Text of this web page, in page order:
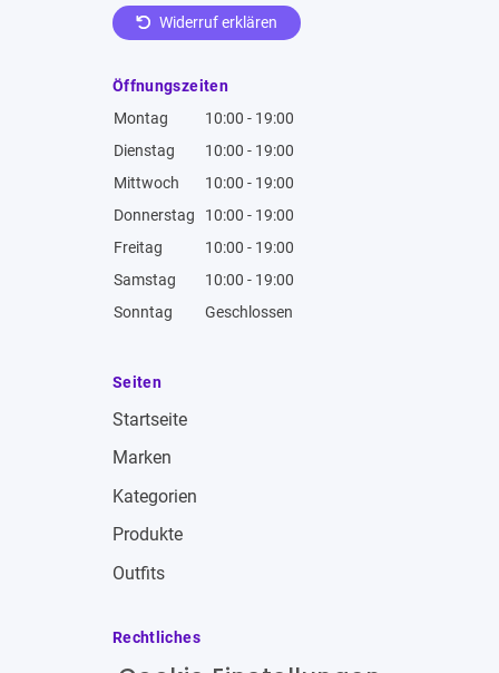
Widerruf erklären
Öffnungszeiten
Montag
10:00 - 19:00
Dienstag
10:00 - 19:00
Mittwoch
10:00 - 19:00
Donnerstag
10:00 - 19:00
Freitag
10:00 - 19:00
Samstag
10:00 - 19:00
Sonntag
Geschlossen
Seiten
Startseite
Marken
Kategorien
Produkte
Outfits
Rechtliches